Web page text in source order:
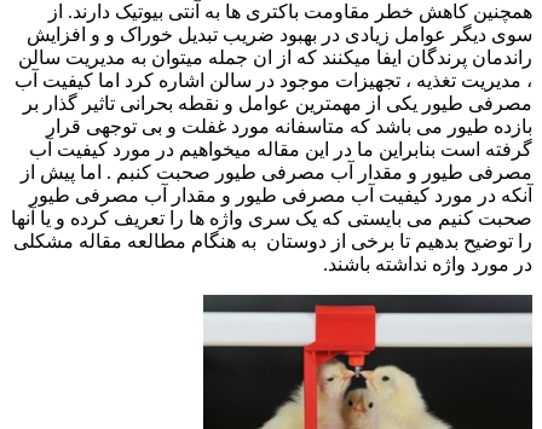
همچنین کاهش خطر مقاومت باکتری ها به آنتی بیوتیک دارند. از
سوی دیگر عوامل زیادی در بهبود ضریب تبدیل خوراک و و افزایش
راندمان پرندگان ایفا میکنند که از ان جمله میتوان به مدیریت سالن
، مدیریت تغذیه ، تجهیزات موجود در سالن اشاره کرد اما کیفیت آب
مصرفی طیور یکی از مهمترین عوامل و نقطه بحرانی تاثیر گذار بر
بازده طیور می باشد که متاسفانه مورد غفلت و بی توجهی قرار
گرفته است بنابراین ما در این مقاله میخواهیم در مورد کیفیت آب
مصرفی طیور و مقدار آب مصرفی طیور صحبت کنبم . اما پیش از
آنکه در مورد کیفیت آب مصرفی طیور و مقدار آب مصرفی طیور
صحبت کنیم می بایستی که یک سری واژه ها را تعریف کرده و یا آنها
را توضیح بدهیم تا برخی از دوستان به هنگام مطالعه مقاله مشکلی
در مورد واژه نداشته باشند.